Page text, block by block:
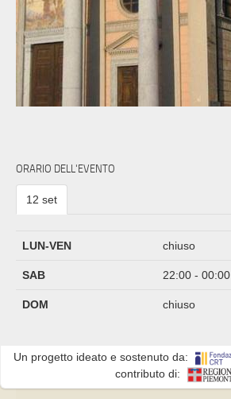
ORARIO DELL'EVENTO
12 set
LUN-VEN chiuso
SAB 22:00 - 00:00
DOM chiuso
Un progetto ideato e sostenuto da:
contributo di: